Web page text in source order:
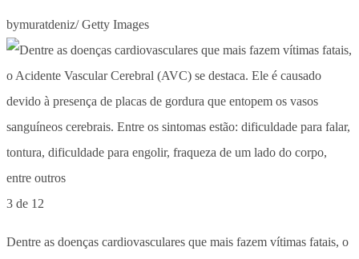
bymuratdeniz/ Getty Images
3 de 12
Dentre as doenças cardiovasculares que mais fazem vítimas fatais, o